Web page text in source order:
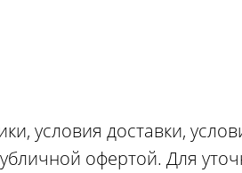
условия доставки,
офертой. Для